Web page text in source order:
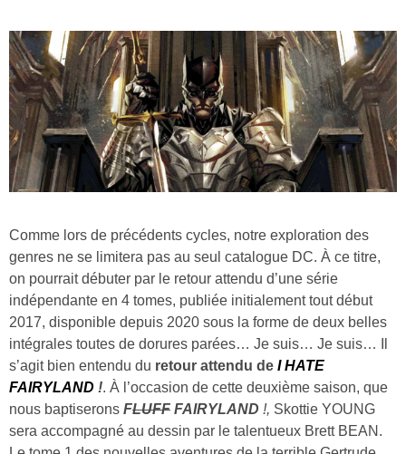
Comme lors de précédents cycles, notre exploration des
genres ne se limitera pas au seul catalogue DC. À ce titre,
on pourrait débuter par le retour attendu d’une série
indépendante en 4 tomes, publiée initialement tout début
2017, disponible depuis 2020 sous la forme de deux belles
intégrales toutes de dorures parées… Je suis… Je suis… Il
s’agit bien entendu du retour attendu de I HATE
FAIRYLAND !. À l’occasion de cette deuxième saison, que
nous baptiserons FLUFF FAIRYLAND !, Skottie YOUNG
sera accompagné au dessin par le talentueux Brett BEAN.